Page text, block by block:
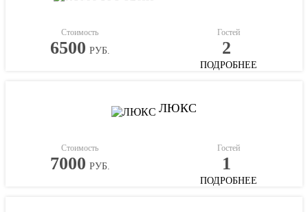
Стоимость
6500 РУБ.
Гостей
2
ПОДРОБНЕЕ
ЛЮКС
Стоимость
7000 РУБ.
Гостей
1
ПОДРОБНЕЕ